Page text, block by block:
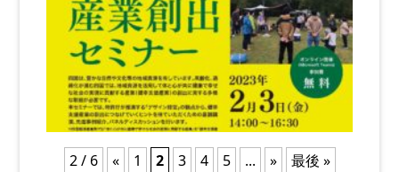
2 / 6 « 1 2 3 4 5 ... » 最後 »